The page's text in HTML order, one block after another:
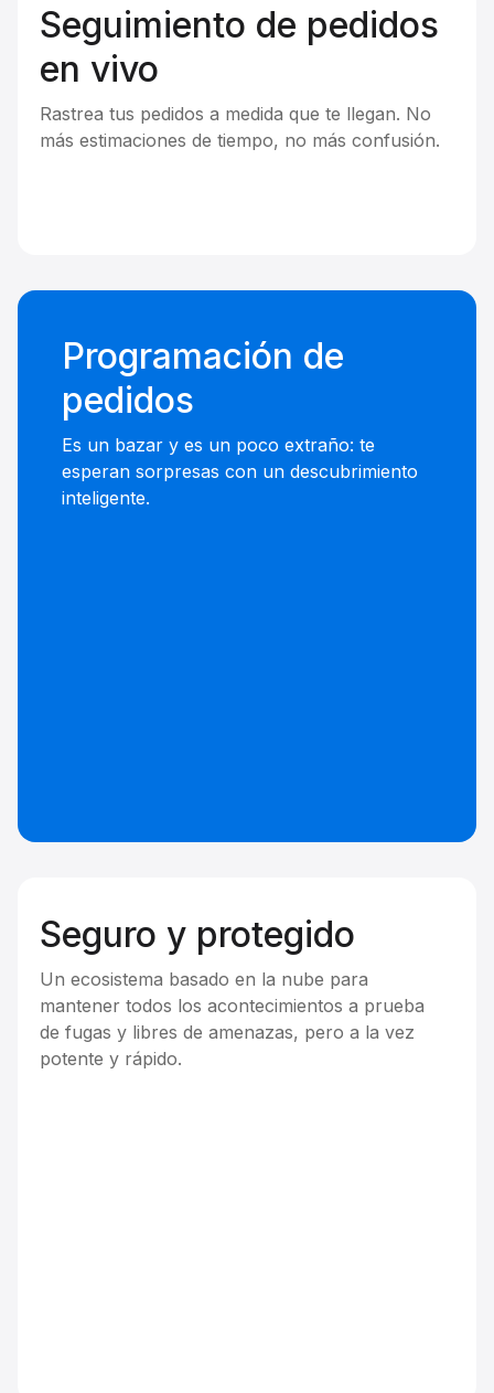
Seguimiento de pedidos
en vivo
Rastrea tus pedidos a medida que te llegan. No
más estimaciones de tiempo, no más confusión.
Programación de
pedidos
Es un bazar y es un poco extraño: te
esperan sorpresas con un descubrimiento
inteligente.
Seguro y protegido
Un ecosistema basado en la nube para
mantener todos los acontecimientos a prueba
de fugas y libres de amenazas, pero a la vez
potente y rápido.